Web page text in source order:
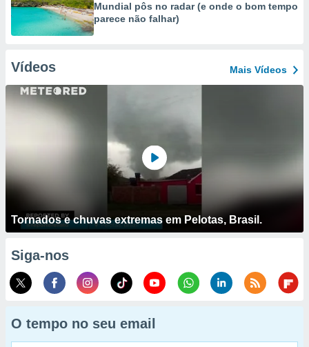
Mundial pôs no radar (e onde o bom tempo
parece não falhar)
Vídeos Mais Vídeos
Tornados e chuvas extremas em Pelotas, Brasil.
Siga-nos
O tempo no seu email